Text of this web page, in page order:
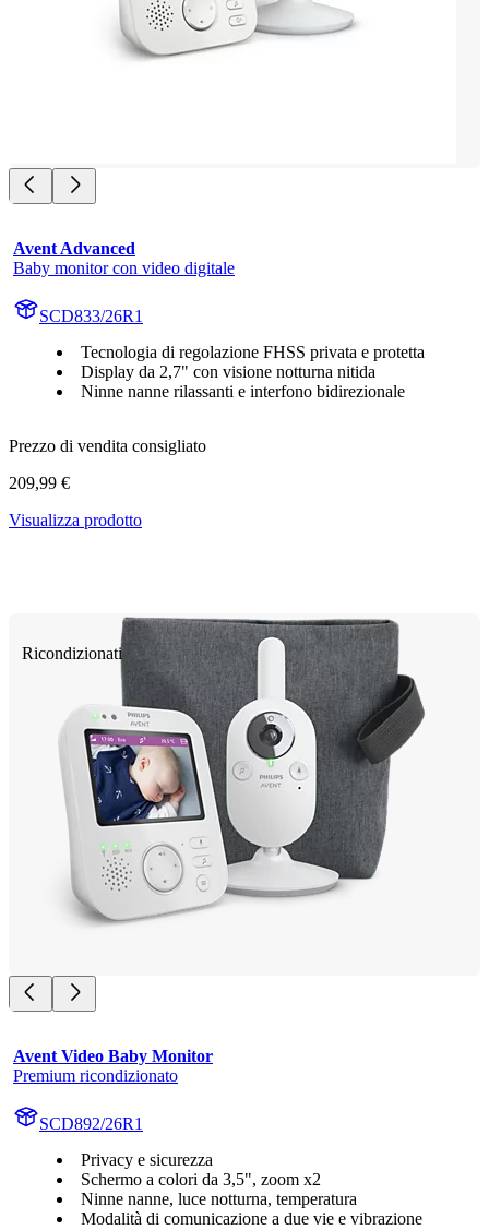
Avent Advanced
Baby monitor con video digitale
SCD833/26R1
Tecnologia di regolazione FHSS privata e protetta
Display da 2,7" con visione notturna nitida
Ninne nanne rilassanti e interfono bidirezionale
Prezzo di vendita consigliato
209,99 €
Visualizza prodotto
Ricondizionati
Avent Video Baby Monitor
Premium ricondizionato
SCD892/26R1
Privacy e sicurezza
Schermo a colori da 3,5", zoom x2
Ninne nanne, luce notturna, temperatura
Modalità di comunicazione a due vie e vibrazione